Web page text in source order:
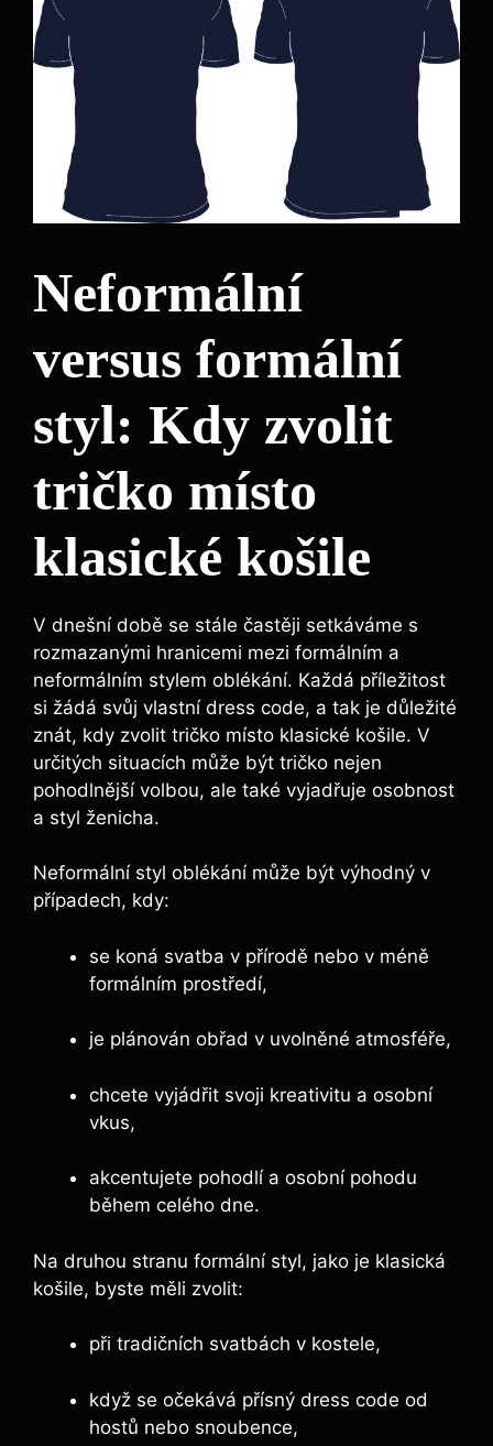
Neformální
versus formální
styl: Kdy zvolit
tričko místo
klasické košile
V dnešní době se stále častěji setkáváme s
rozmazanými hranicemi mezi formálním a
neformálním stylem oblékání. Každá příležitost
si žádá svůj vlastní dress code, a tak je důležité
znát, kdy zvolit tričko místo klasické košile. V
určitých situacích může být tričko nejen
pohodlnější volbou, ale také vyjadřuje osobnost
a styl ženicha.
Neformální styl oblékání může být výhodný v
případech, kdy:
se koná svatba v přírodě nebo v méně
formálním prostředí,
je plánován obřad v uvolněné atmosféře,
chcete vyjádřit svoji kreativitu a osobní
vkus,
akcentujete pohodlí a osobní pohodu
během celého dne.
Na druhou stranu formální styl, jako je klasická
košile, byste měli zvolit:
při tradičních svatbách v kostele,
když se očekává přísný dress code od
hostů nebo snoubence,